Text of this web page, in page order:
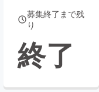
募集終了まで残
り
終了